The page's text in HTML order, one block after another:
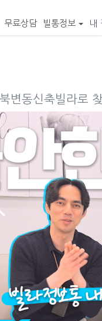
무료상담 빌통정보 내
변동신축빌라로